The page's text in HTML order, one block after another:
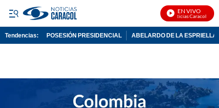
EN VIVO
Noticias Caracol En
Tendencias: POSESIÓN PRESIDENCIAL ABELARDO DE LA ESPRIELLA